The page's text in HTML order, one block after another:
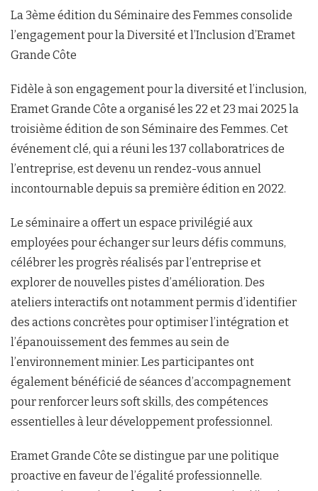
La 3ème édition du Séminaire des Femmes consolide
l’engagement pour la Diversité et l’Inclusion d’Eramet
Grande Côte
Fidèle à son engagement pour la diversité et l’inclusion,
Eramet Grande Côte a organisé les 22 et 23 mai 2025 la
troisième édition de son Séminaire des Femmes. Cet
événement clé, qui a réuni les 137 collaboratrices de
l’entreprise, est devenu un rendez-vous annuel
incontournable depuis sa première édition en 2022.
Le séminaire a offert un espace privilégié aux
employées pour échanger sur leurs défis communs,
célébrer les progrès réalisés par l’entreprise et
explorer de nouvelles pistes d’amélioration. Des
ateliers interactifs ont notamment permis d’identifier
des actions concrètes pour optimiser l’intégration et
l’épanouissement des femmes au sein de
l’environnement minier. Les participantes ont
également bénéficié de séances d’accompagnement
pour renforcer leurs soft skills, des compétences
essentielles à leur développement professionnel.
Eramet Grande Côte se distingue par une politique
proactive en faveur de l’égalité professionnelle.